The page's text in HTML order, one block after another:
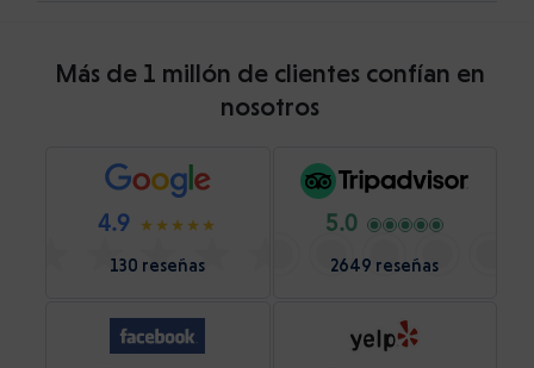
Más de 1 millón de clientes confían en
nosotros
4.9
130 reseñas
5.0
2649 reseñas